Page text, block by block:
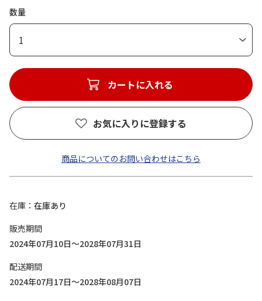
数量
1
カートに入れる
お気に入りに登録する
商品についてのお問い合わせはこちら
在庫
在庫あり
販売期間
2024年07月10日～2028年07月31日
配送期間
2024年07月17日～2028年08月07日